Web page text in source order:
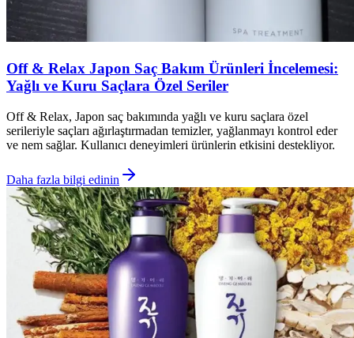
Off & Relax Japon Saç Bakım Ürünleri İncelemesi:
Yağlı ve Kuru Saçlara Özel Seriler
Off & Relax, Japon saç bakımında yağlı ve kuru saçlara özel
serileriyle saçları ağırlaştırmadan temizler, yağlanmayı kontrol eder
ve nem sağlar. Kullanıcı deneyimleri ürünlerin etkisini destekliyor.
Daha fazla bilgi edinin